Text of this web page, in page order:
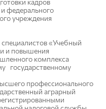
кадров
федерального
учреждения
«Учебный
и повышения
комплекса
государственному
профессионального
аграрный